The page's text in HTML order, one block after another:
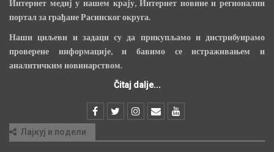
Интернет медиј у нашем крају, Интернет новине и регионални
портал за грађане Расинског округа.
Наши циљеви и задаци су да прикупљамо и дистрибуирамо
проверене информације, и бавимо се истраживањем и
аналитичким новинарством.
Čitaj dalje...
Лајкуј и подели